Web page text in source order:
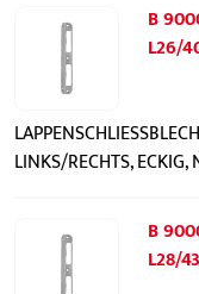
B
L26/
LINKS/RECHTS, ECKIG,
B
L28/